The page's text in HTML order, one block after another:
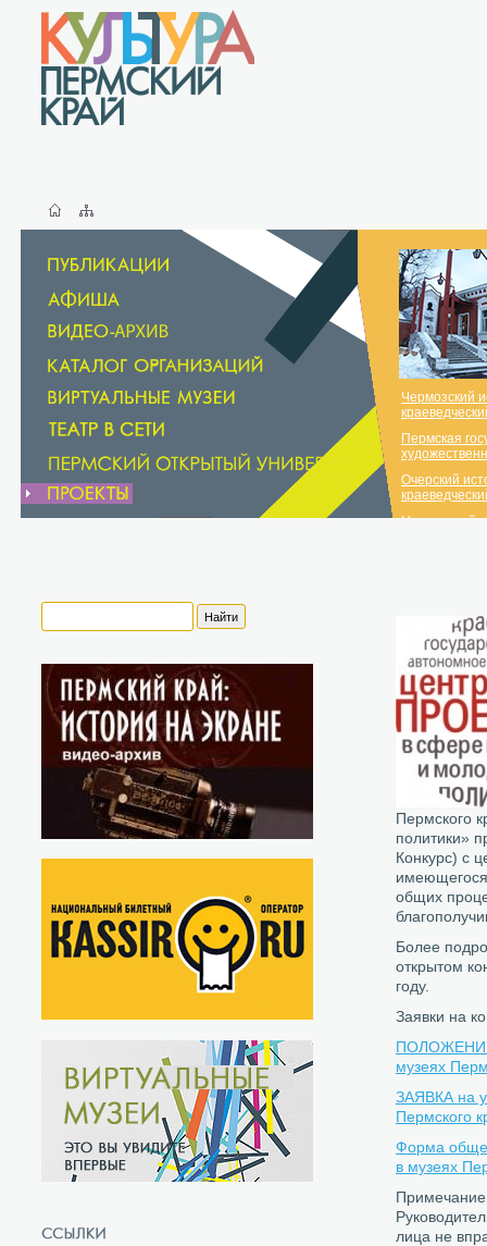
Чермозский
Пермская
Очерский
Нытвенский
Пермского
политики»
Конкурс) с
имеющегося
общих
Более
открытом
году.
Заявки на
ПОЛОЖЕНИЕ
музеях
ЗАЯВКА на
Пермского
Форма
в музеях
лица не